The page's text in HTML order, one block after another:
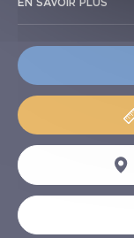
EN SAVOIR PLUS